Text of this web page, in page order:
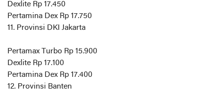
Dexlite Rp 17.450
Pertamina Dex Rp 17.750
11. Provinsi DKI Jakarta
Pertamax Turbo Rp 15.900
Dexlite Rp 17.100
Pertamina Dex Rp 17.400
12. Provinsi Banten